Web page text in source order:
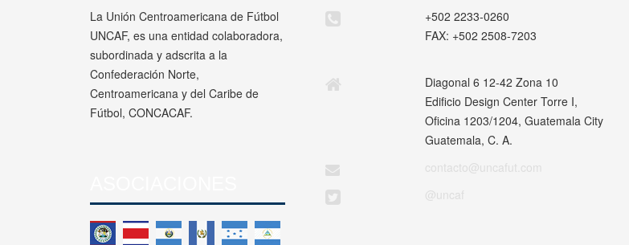
La Unión Centroamericana de Fútbol
UNCAF, es una entidad colaboradora,
subordinada y adscrita a la
Confederación Norte,
Centroamericana y del Caribe de
Fútbol, CONCACAF.
+502 2233-0260
FAX: +502 2508-7203
Diagonal 6 12-42 Zona 10
Edificio Design Center Torre I,
Oficina 1203/1204, Guatemala City
Guatemala, C. A.
contacto@uncafut.com
@uncaf